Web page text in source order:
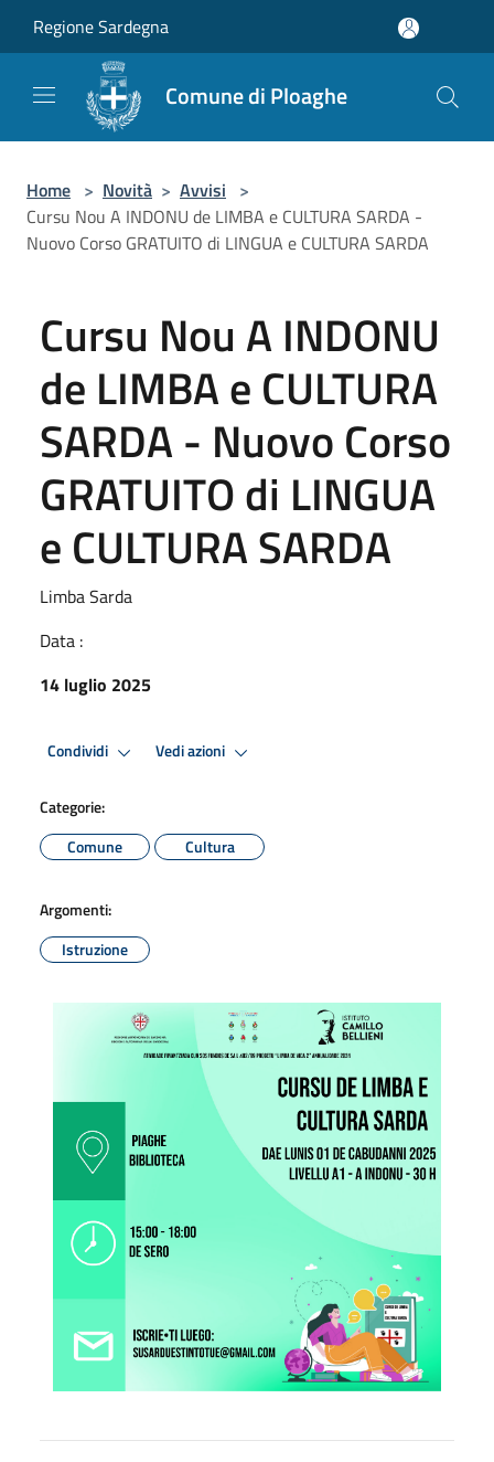
Regione Sardegna
Comune di Ploaghe
Home > Novità > Avvisi >
Cursu Nou A INDONU de LIMBA e CULTURA SARDA -
Nuovo Corso GRATUITO di LINGUA e CULTURA SARDA
Cursu Nou A INDONU
de LIMBA e CULTURA
SARDA - Nuovo Corso
GRATUITO di LINGUA
e CULTURA SARDA
Limba Sarda
Data :
14 luglio 2025
Condividi Vedi azioni
Categorie:
Comune
Cultura
Argomenti:
Istruzione